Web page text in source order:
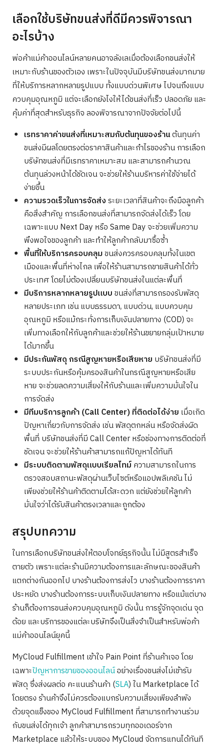
เลือกใช้บริษัทขนส่งที่ดีมีควรพิจารณา
อะไรบ้าง
พ่อค้าแม่ค้าออนไลน์หลายคนอาจลังเลเมื่อต้องเลือกขนส่งให้
เหมาะกับร้านของตัวเอง เพราะในปัจจุบันมีบริษัทขนส่งมากมาย
ที่ให้บริการหลากหลายรูปแบบ ทั้งแบบด่วนพิเศษ ไปจนถึงแบบ
ควบคุมอุณหภูมิ แต่จะเลือกยังไงให้ได้ขนส่งที่เร็ว ปลอดภัย และ
คุ้มค่าที่สุดสำหรับธุรกิจ ลองพิจารณาจากปัจจัยต่อไปนี้
เรทราคาค่าขนส่งที่เหมาะสมกับต้นทุนของร้านต้นทุนค่า
ขนส่งมีผลโดยตรงต่อราคาสินค้าและกำไรของร้าน การเลือก
บริษัทขนส่งที่มีเรทราคาเหมาะสม และสามารถคำนวณ
ต้นทุนล่วงหน้าได้ชัดเจน จะช่วยให้ร้านบริหารค่าใช้จ่ายได้
ง่ายขึ้น
ความรวดเร็วในการจัดส่งระยะเวลาที่สินค้าจะถึงมือลูกค้า
คือสิ่งสำคัญ การเลือกขนส่งที่สามารถจัดส่งได้เร็ว โดย
เฉพาะแบบ Next Day หรือ Same Day จะช่วยเพิ่มความ
พึงพอใจของลูกค้า และทำให้ลูกค้ากลับมาซื้อซ้ำ
พื้นที่ให้บริการครอบคลุมขนส่งควรครอบคลุมทั้งในเขต
เมืองและพื้นที่ห่างไกล เพื่อให้ร้านสามารถขายสินค้าได้ทั่ว
ประเทศ โดยไม่ต้องเปลี่ยนบริษัทขนส่งในแต่ละพื้นที่
มีบริการหลากหลายรูปแบบขนส่งที่สามารถรองรับพัสดุ
หลายประเภท เช่น แบบธรรมดา, แบบด่วน, แบบควบคุม
อุณหภูมิ หรือแม้กระทั่งการเก็บเงินปลายทาง (COD) จะ
เพิ่มทางเลือกให้กับลูกค้าและช่วยให้ร้านขยายกลุ่มเป้าหมาย
ได้มากขึ้น
มีประกันพัสดุ กรณีสูญหายหรือเสียหาย บริษัทขนส่งที่มี
ระบบประกันหรือคุ้มครองสินค้าในกรณีสูญหายหรือเสีย
หาย จะช่วยลดความเสี่ยงให้กับร้านและเพิ่มความมั่นใจใน
การจัดส่ง
มีทีมบริการลูกค้า (Call Center) ที่ติดต่อได้ง่าย เมื่อเกิด
ปัญหาเกี่ยวกับการจัดส่ง เช่น พัสดุตกหล่น หรือจัดส่งผิด
พื้นที่ บริษัทขนส่งที่มี Call Center หรือช่องทางการติดต่อที่
ชัดเจน จะช่วยให้ร้านค้าสามารถแก้ปัญหาได้ทันที
มีระบบติดตามพัสดุแบบเรียลไทม์ความสามารถในการ
ตรวจสอบสถานะพัสดุผ่านเว็บไซต์หรือแอปพลิเคชัน ไม่
เพียงช่วยให้ร้านค้าติดตามได้สะดวก แต่ยังช่วยให้ลูกค้า
มั่นใจว่าได้รับสินค้าตรงเวลาและถูกต้อง
สรุปบทความ
ในการเลือกบริษัทขนส่งให้ตอบโจทย์ธุรกิจนั้น ไม่มีสูตรสำเร็จ
ตายตัว เพราะแต่ละร้านมีความต้องการและลักษณะของสินค้า
แตกต่างกันออกไป บางร้านต้องการส่งไว บางร้านต้องการราคา
ประหยัด บางร้านต้องการระบบเก็บเงินปลายทาง หรือแม้แต่บาง
ร้านก็ต้องการขนส่งควบคุมอุณหภูมิ ดังนั้น การรู้จักจุดเด่น จุด
ด้อย และบริการของแต่ละบริษัทจึงเป็นสิ่งจำเป็นสำหรับพ่อค้า
แม่ค้าออนไลน์ยุคนี้
MyCloud Fulfillment เข้าใจ Pain Point ที่ร้านค้าเจอ โดย
เฉพาะปัญหาการขายของออนไลน์อย่างเรื่องขนส่งไม่เข้ารับ
พัสดุ ซึ่งส่งผลต่อ คะแนนร้านค้า (SLA) ใน Marketplace ได้
โดยตรง ร้านค้าจึงไม่ควรต้องแบกรับความเสี่ยงเพียงลำพัง
ด้วยจุดแข็งของ MyCloud Fulfillment ที่สามารถทำงานร่วม
กับขนส่งได้ทุกเจ้า ลูกค้าสามารถรวมทุกออเดอร์จาก
Marketplace แล้วให้ระบบของ MyCloud จัดการแทนได้ทันที